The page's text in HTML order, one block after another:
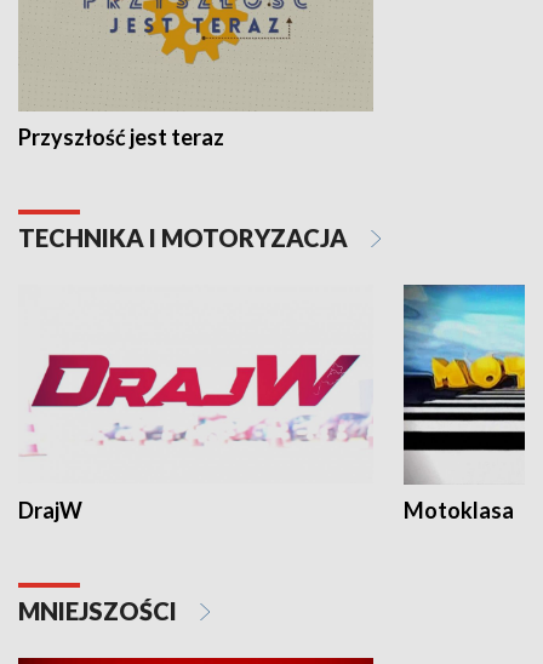
Przyszłość jest teraz
TECHNIKA I MOTORYZACJA
DrajW Motoklasa
MNIEJSZOŚCI